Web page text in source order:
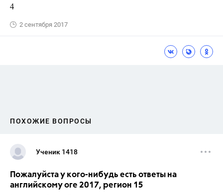
4
2 сентября 2017
ПОХОЖИЕ ВОПРОСЫ
Ученик 1418
Пожалуйста у кого-нибудь есть ответы на
английскому оге 2017, регион 15